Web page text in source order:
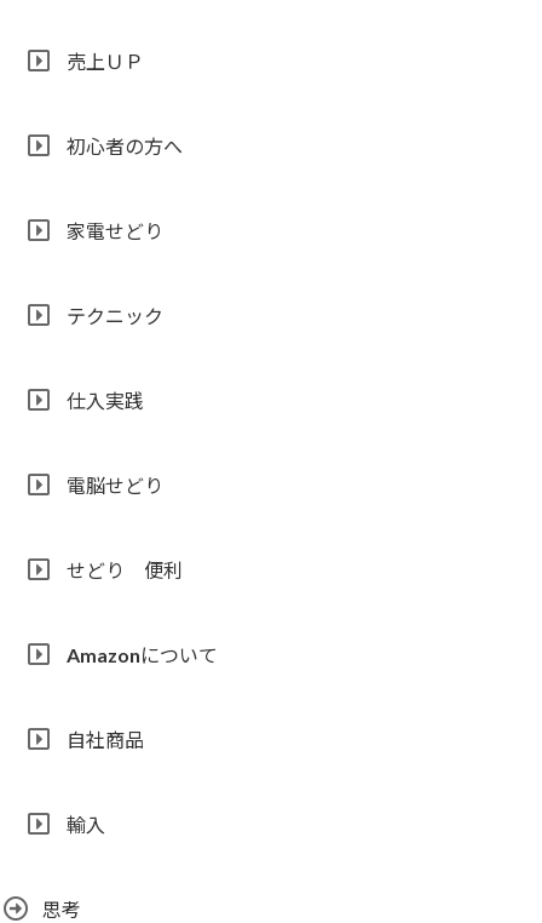
売上ＵＰ
初心者の方へ
家電せどり
テクニック
仕入実践
電脳せどり
せどり 便利
Amazonについて
自社商品
輸入
思考